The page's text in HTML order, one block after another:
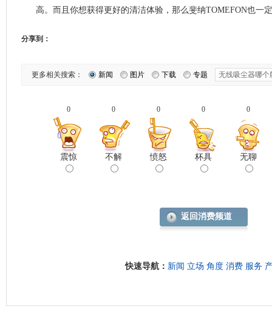
高。而且你想获得更好的清洁体验，那么斐纳TOMEFON也一
分享到：
更多相关搜索： 新闻 图片 下载 专题
0
震惊
0
不解
0
愤怒
0
杯具
0
无聊
返回消费频道
快速导航： 新闻 立场 角度 消费 服务